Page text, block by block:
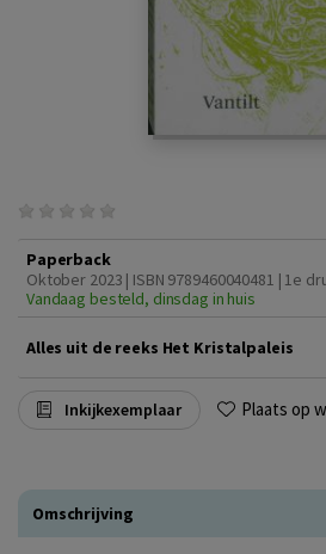
Paperback
Oktober 2023 | ISBN 9789460040481 | 1e
Vandaag besteld, dinsdag in huis
Alles uit de reeks Het Kristalpaleis
Inkijkexemplaar Plaats op
Omschrijving